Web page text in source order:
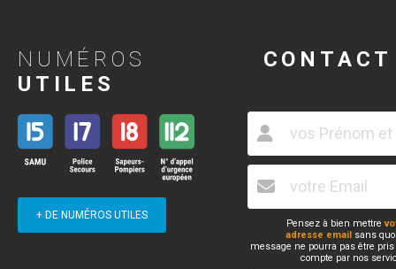
NUMÉROS
UTILES
+ DE NUMÉROS UTILES
CONTACT
Pensez à bien mettre
adresse email sans
message ne pourra pas être
compte par nos